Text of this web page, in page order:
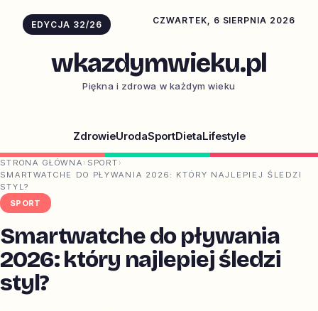
EDYCJA 32/26 CZWARTEK, 6 SIERPNIA 2026
wkazdymwieku.pl
Piękna i zdrowa w każdym wieku
ZdrowieUrodaSportDietaLifestyle
STRONA GŁÓWNA › SPORT ›
SMARTWATCHE DO PŁYWANIA 2026: KTÓRY NAJLEPIEJ ŚLEDZI
STYL?
SPORT
Smartwatche do pływania
2026: który najlepiej śledzi
styl?